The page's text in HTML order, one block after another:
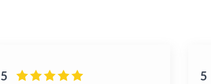
5 5